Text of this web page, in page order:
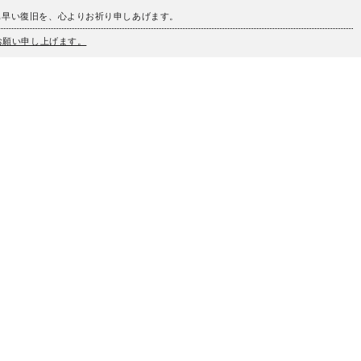
い復旧を、心よりお祈り申しあげます。
い申し上げます。